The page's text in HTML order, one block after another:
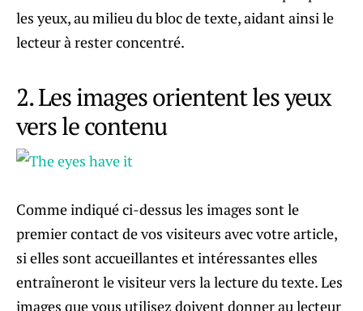
les yeux, au milieu du bloc de texte, aidant ainsi le
lecteur à rester concentré.
2. Les images orientent les yeux
vers le contenu
Comme indiqué ci-dessus les images sont le
premier contact de vos visiteurs avec votre article,
si elles sont accueillantes et intéressantes elles
entraîneront le visiteur vers la lecture du texte. Les
images que vous utilisez doivent donner au lecteur